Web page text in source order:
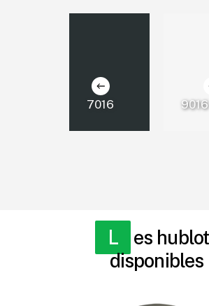
7016 9016
Les hublots
disponibles